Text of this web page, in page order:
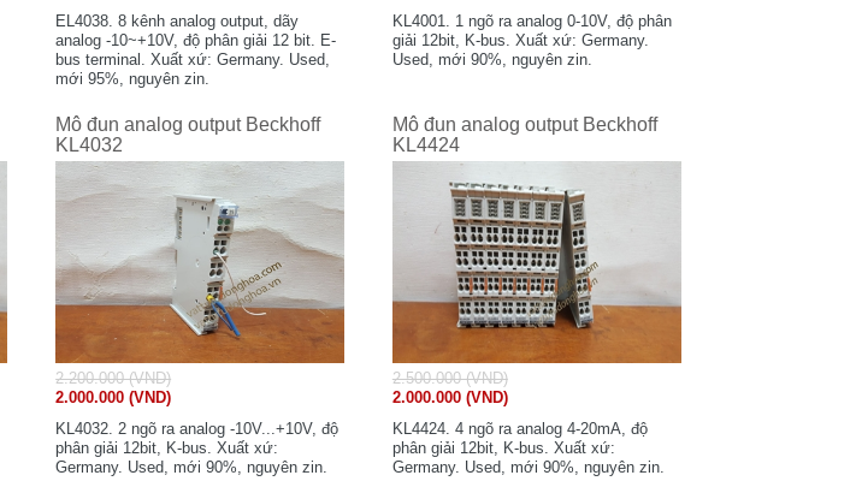
EL4038. 8 kênh analog output, dãy
analog -10~+10V, độ phân giải 12 bit. E-
bus terminal. Xuất xứ: Germany. Used,
mới 95%, nguyên zin.
KL4001. 1 ngõ ra analog 0-10V, độ phân
giải 12bit, K-bus. Xuất xứ: Germany.
Used, mới 90%, nguyên zin.
Mô đun analog output Beckhoff
KL4032
2.200.000 (VND)
2.000.000 (VND)
KL4032. 2 ngõ ra analog -10V...+10V, độ
phân giải 12bit, K-bus. Xuất xứ:
Germany. Used, mới 90%, nguyên zin.
Mô đun analog output Beckhoff
KL4424
2.500.000 (VND)
2.000.000 (VND)
KL4424. 4 ngõ ra analog 4-20mA, độ
phân giải 12bit, K-bus. Xuất xứ:
Germany. Used, mới 90%, nguyên zin.